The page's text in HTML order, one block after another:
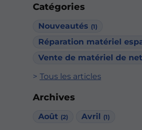
Catégories
Nouveautés (1)
Tous les articles
Archives
Août (2) Avril (1)